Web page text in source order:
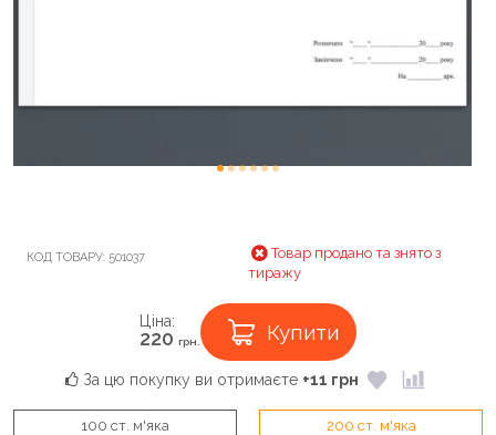
КОД ТОВАРУ: 501037
Товар продано та знято з
тиражу
Ціна:
220 грн. Купити
За цю покупку ви отримаєте +11 грн
100 ст. м'яка 200 ст. м'яка